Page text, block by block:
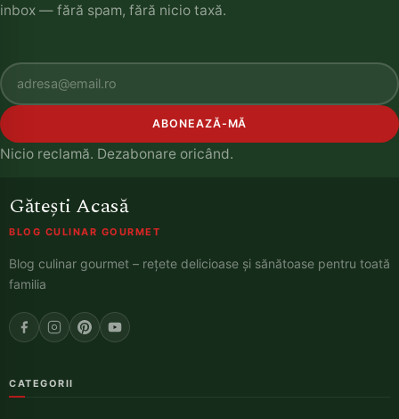
inbox — fără spam, fără nicio taxă.
ABONEAZĂ-MĂ
Nicio reclamă. Dezabonare oricând.
Gătești Acasă
BLOG CULINAR GOURMET
Blog culinar gourmet – rețete delicioase și sănătoase pentru toată
familia
CATEGORII